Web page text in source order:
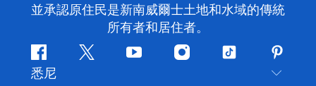
並承認原住民是新南威爾士土地和水域的傳統
所有者和居住者。
Facebook嘰
Youtube Instagram
抖
悉尼